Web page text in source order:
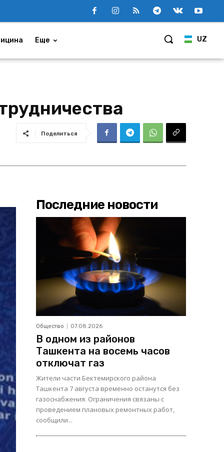
UZ
Еще
Поделиться
Последние новости
Общество 07.08.2026
В одном из районов
Ташкента на восемь часов
отключат газ
Жители части Бектемирского района
Ташкента 7 августа временно останутся без
газоснабжения. Ограничения связаны с
проведением плановых ремонтных работ,
сообщили...